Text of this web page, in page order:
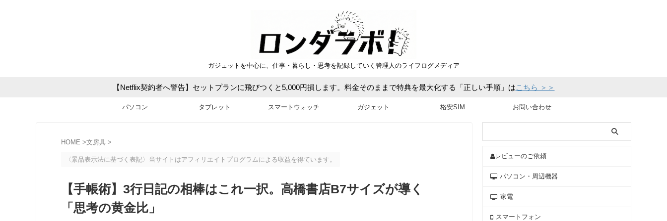
ガジェットを中心に、仕事・暮らし・思考を記録していく管理人のライフログメディア
【Netflix契約者へ警告】セットプランに飛びつくと5,000円損します。料金そのままで特典を最大化する「正しい手順」はこちら ＞＞
パソコン タブレット スマートウォッチ ガジェット 格安SIM お問い合わせ
HOME >文房具 >
〈景品表示法に基づく表記〉当サイトはアフィリエイトプログラムによる収益を得ています。
【手帳術】3行日記の相棒はこれ一択。高橋書店B7サイズが導く
「思考の黄金比」
レビューのご依頼
パソコン・周辺機器
家電
スマートフォン